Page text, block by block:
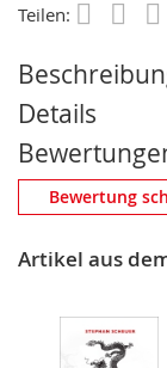
Teilen:
Details
Eigene
Nickname
Zusammenfassung
Bewertung
Artikel aus